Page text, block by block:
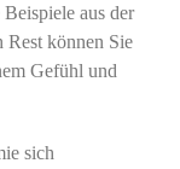
aus der
Rest können Sie
Gefühl und
sich